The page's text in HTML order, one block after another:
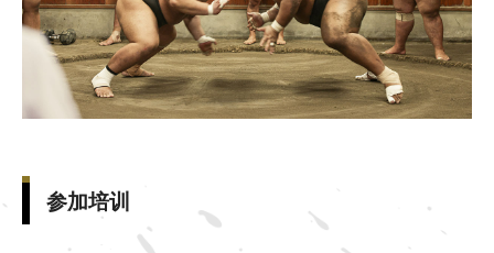
参加培训